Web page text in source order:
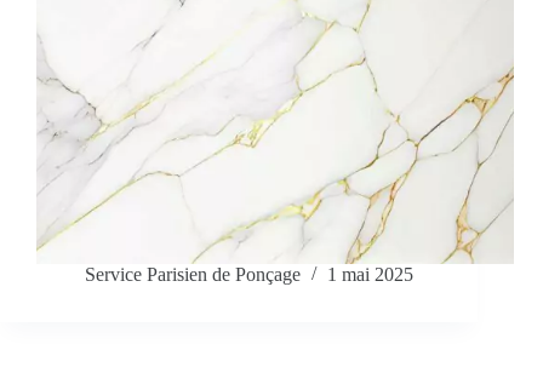
Service Parisien de Ponçage 1 mai 2025